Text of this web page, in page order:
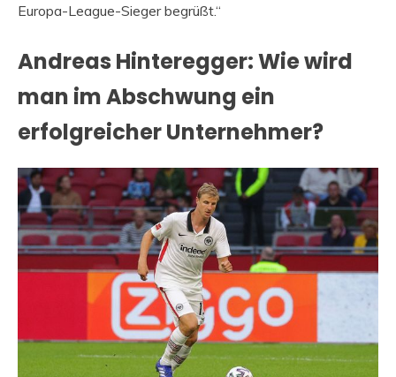
Europa-League-Sieger begrüßt.“
Andreas Hinteregger: Wie wird
man im Abschwung ein
erfolgreicher Unternehmer?